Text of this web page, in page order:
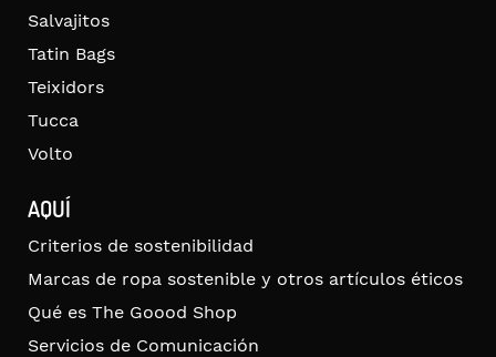
Salvajitos
Tatin Bags
Teixidors
Tucca
Volto
AQUÍ
Criterios de sostenibilidad
Marcas de ropa sostenible y otros artículos éticos
Qué es The Goood Shop
Servicios de Comunicación